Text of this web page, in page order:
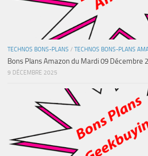
TECHNOS BONS-PLANS / TECHNOS BONS-PLANS
Bons Plans Amazon du Mardi 09 Décembre
9 DÉCEMBRE 2025